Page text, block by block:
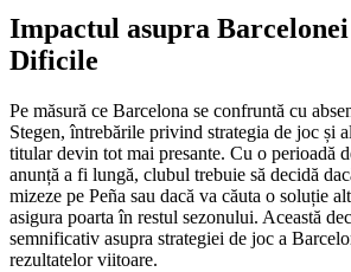
Impactul asupra
Dificile
Pe măsură ce Barcelona se confruntă cu
Stegen, întrebările privind strategia de joc și
titular devin tot mai presante. Cu o perioadă
anunță a fi lungă, clubul trebuie să decidă
mizeze pe Peña sau dacă va căuta o soluție
asigura poarta în restul sezonului. Această
semnificativ asupra strategiei de joc a
rezultatelor viitoare.